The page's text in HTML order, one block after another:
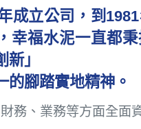
成立公司，到
幸福水泥一直都
新」
的腳踏實地精神。
務、業務等方面全面